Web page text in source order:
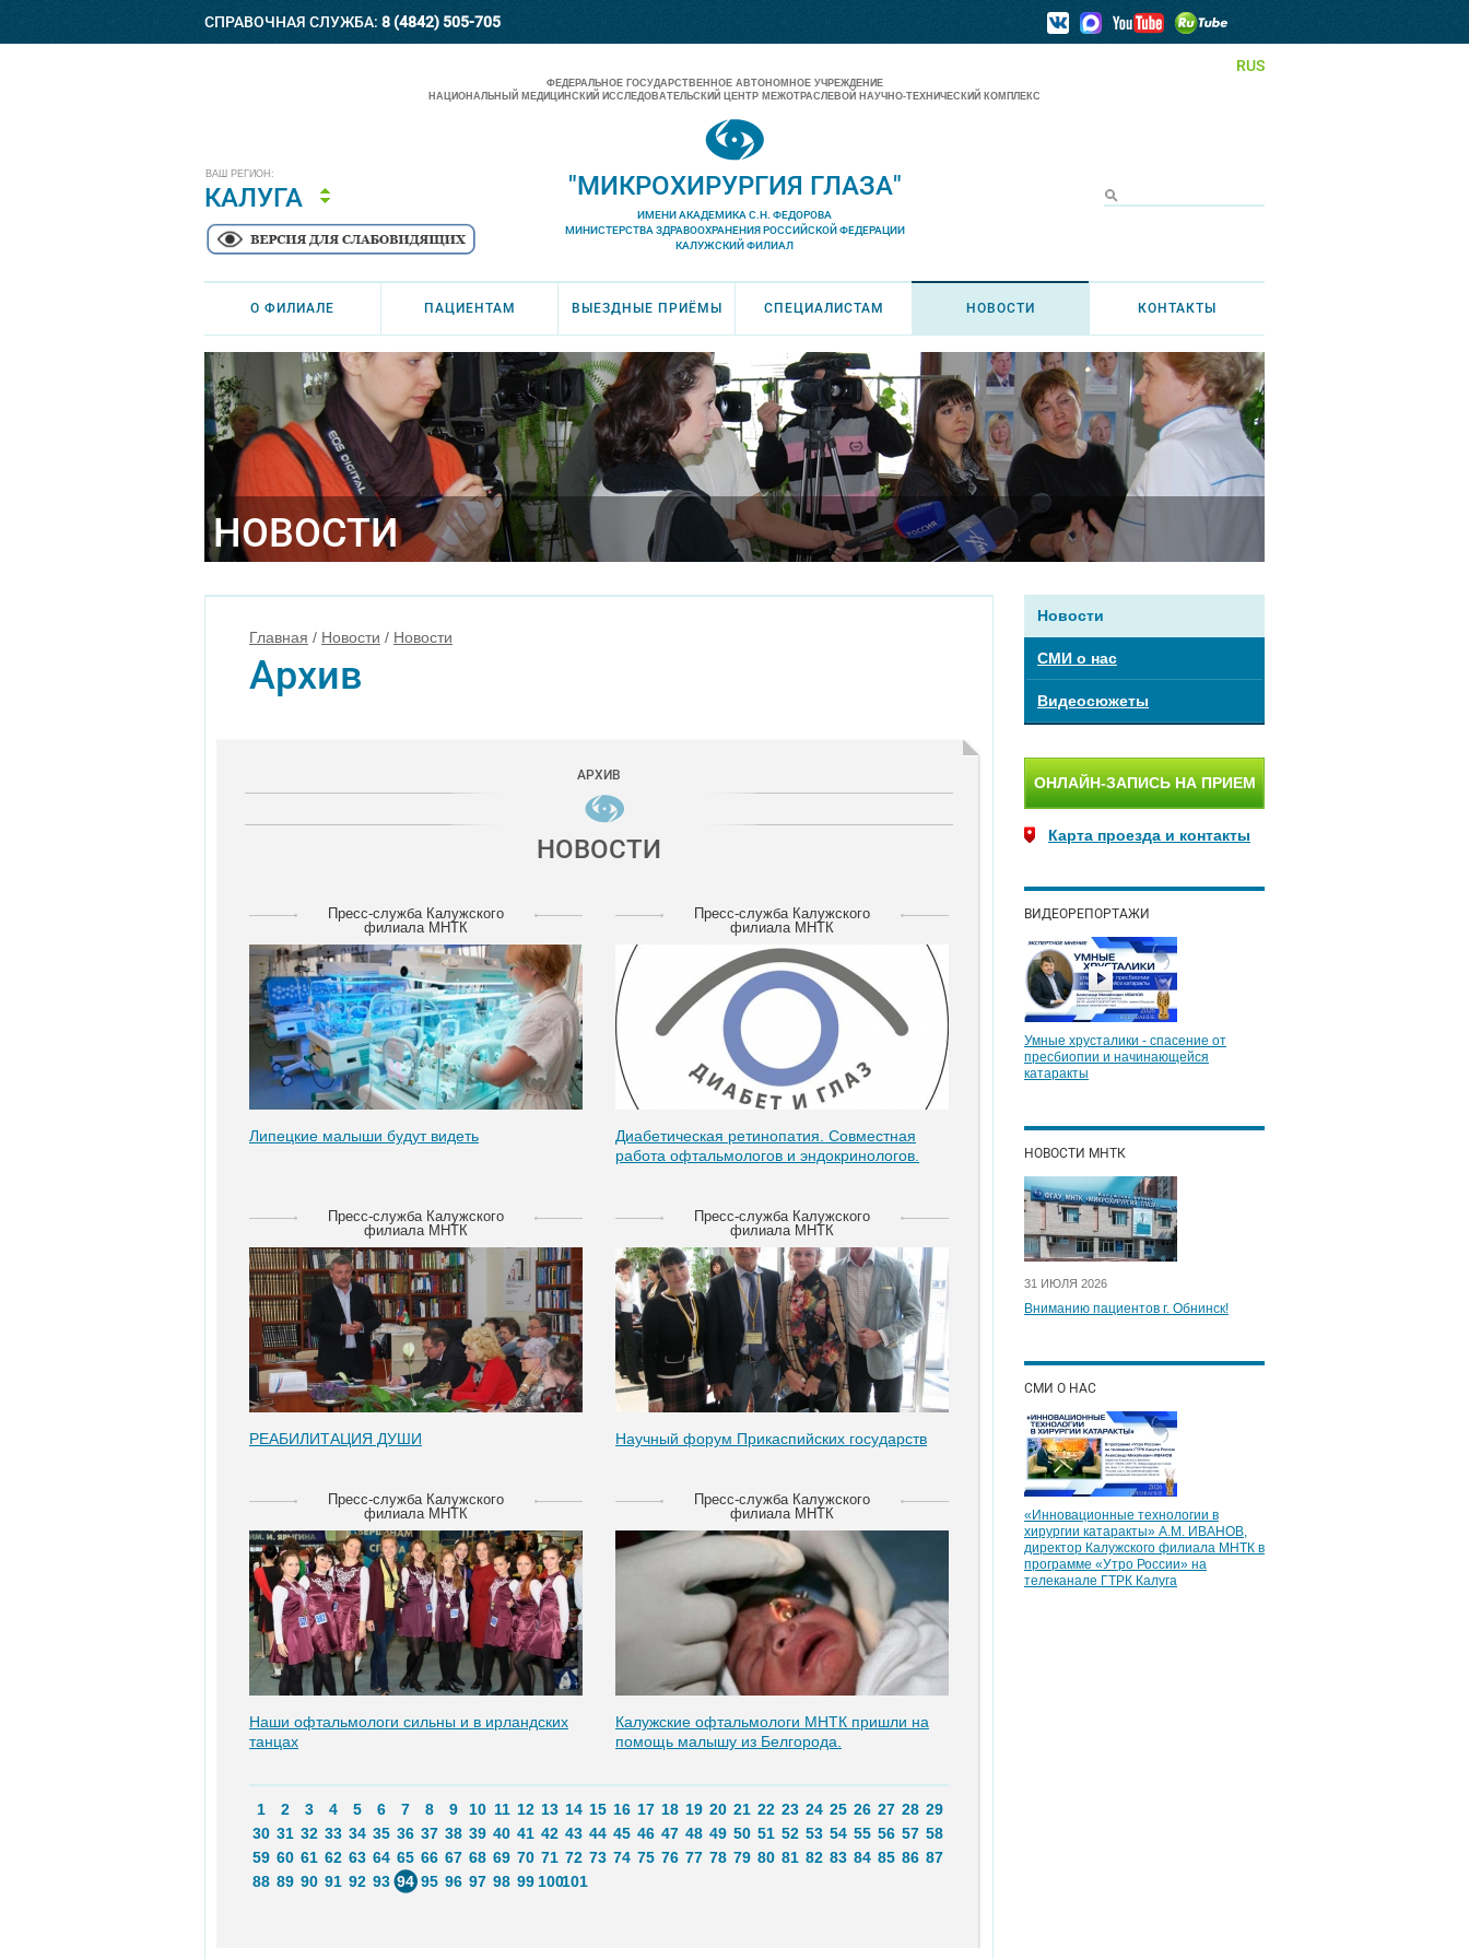
СПРАВОЧНАЯ СЛУЖБА: 8 (4842) 505-705
RUS
ВАШ РЕГИОН:
КАЛУГА
ФЕДЕРАЛЬНОЕ ГОСУДАРСТВЕННОЕ АВТОНОМНОЕ УЧРЕЖДЕНИЕ
НАЦИОНАЛЬНЫЙ МЕДИЦИНСКИЙ ИССЛЕДОВАТЕЛЬСКИЙ ЦЕНТР МЕЖОТРАСЛЕВОЙ НАУЧНО-ТЕХНИЧЕСКИЙ КОМПЛЕКС
"МИКРОХИРУРГИЯ ГЛАЗА"
ИМЕНИ АКАДЕМИКА С.Н. ФЕДОРОВА
МИНИСТЕРСТВА ЗДРАВООХРАНЕНИЯ РОССИЙСКОЙ ФЕДЕРАЦИИ
КАЛУЖСКИЙ ФИЛИАЛ
О ФИЛИАЛЕ ПАЦИЕНТАМ ВЫЕЗДНЫЕ ПРИЁМЫ СПЕЦИАЛИСТАМ НОВОСТИ КОНТАКТЫ
НОВОСТИ
Главная / Новости / Новости
Архив
АРХИВ
НОВОСТИ
Пресс-служба Калужского
филиала МНТК
Липецкие малыши будут видеть
Пресс-служба Калужского
филиала МНТК
Диабетическая ретинопатия. Совместная
работа офтальмологов и эндокринологов.
Пресс-служба Калужского
филиала МНТК
РЕАБИЛИТАЦИЯ ДУШИ
Пресс-служба Калужского
филиала МНТК
Научный форум Прикаспийских государств
Пресс-служба Калужского
филиала МНТК
Наши офтальмологи сильны и в ирландских
танцах
Пресс-служба Калужского
филиала МНТК
Калужские офтальмологи МНТК пришли на
помощь малышу из Белгорода.
1 2 3 4 5 6 7 8 9 10 11 12 13 14 15 16 17 18 19 20 21 22 23 24 25 26 27 28 29
30 31 32 33 34 35 36 37 38 39 40 41 42 43 44 45 46 47 48 49 50 51 52 53 54 55 56 57 58
59 60 61 62 63 64 65 66 67 68 69 70 71 72 73 74 75 76 77 78 79 80 81 82 83 84 85 86 87
88 89 90 91 92 93 94 95 96 97 98 99 100101
Новости
СМИ о нас
Видеосюжеты
ОНЛАЙН-ЗАПИСЬ НА ПРИЕМ
Карта проезда и контакты
ВИДЕОРЕПОРТАЖИ
Умные хрусталики - спасение от
пресбиопии и начинающейся
катаракты
НОВОСТИ МНТК
31 ИЮЛЯ 2026
Вниманию пациентов г. Обнинск!
СМИ О НАС
«Инновационные технологии в
хирургии катаракты» А.М. ИВАНОВ,
директор Калужского филиала МНТК в
программе «Утро России» на
телеканале ГТРК Калуга